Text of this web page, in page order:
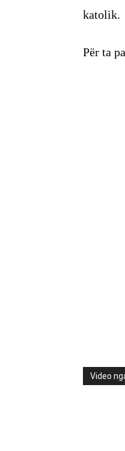
katolik.
Për ta
Video